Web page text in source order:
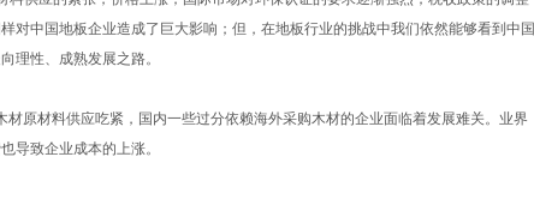
对中国地板企业造成了巨大影响；但，在地板行业的挑战中我们依然能够看到中国
理性、成熟发展之路。
原材料供应吃紧，国内一些过分依赖海外采购木材的企业面临着发展难关。业界
导致企业成本的上涨。